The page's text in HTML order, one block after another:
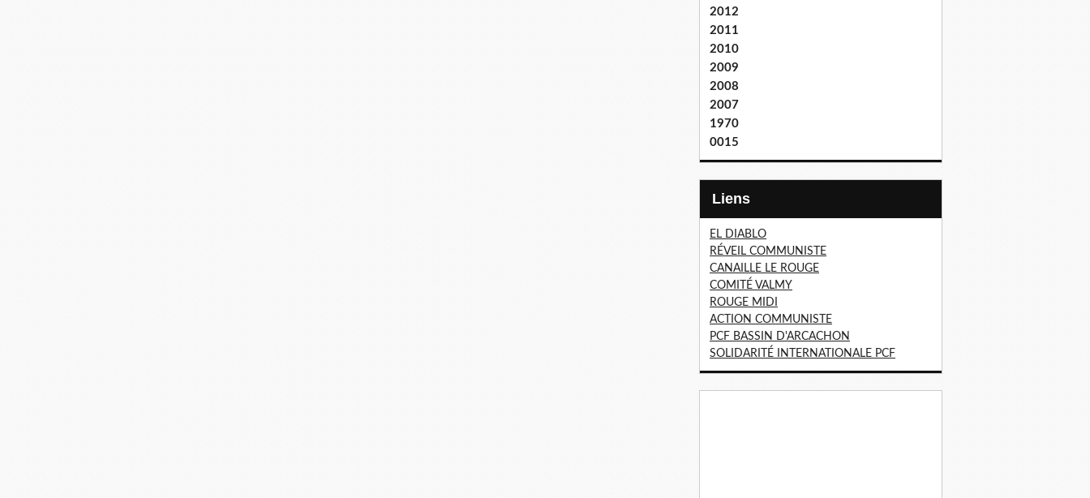
2012
2011
2010
2009
2008
2007
1970
0015
Liens
EL DIABLO
RÉVEIL COMMUNISTE
CANAILLE LE ROUGE
COMITÉ VALMY
ROUGE MIDI
ACTION COMMUNISTE
PCF BASSIN D'ARCACHON
SOLIDARITÉ INTERNATIONALE PCF